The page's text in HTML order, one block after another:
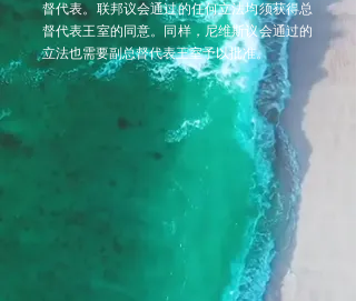
督代表。联邦议会通过的任何立法均须获得总
督代表王室的同意。同样，尼维斯议会通过的
立法也需要副总督代表王室予以批准。